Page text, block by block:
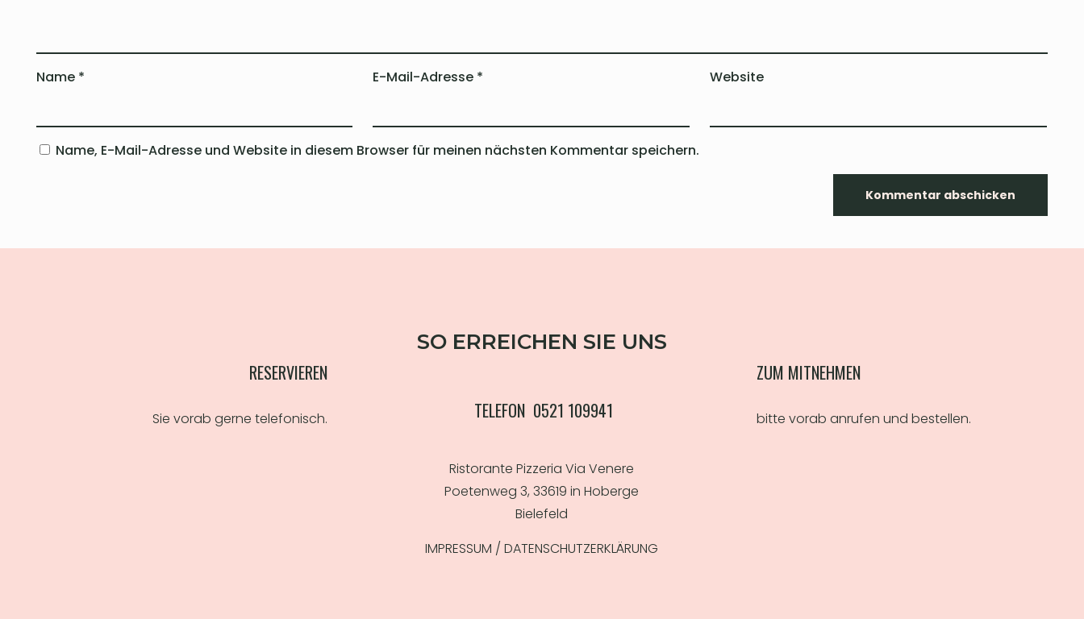
Name * E-Mail-Adresse * Website
Name, E-Mail-Adresse und Website in diesem Browser für meinen nächsten Kommentar speichern.
RESERVIEREN
Sie vorab gerne telefonisch.
SO ERREICHEN SIE UNS
TELEFON 0521 109941
Ristorante Pizzeria Via Venere
Poetenweg 3, 33619 in Hoberge
Bielefeld
IMPRESSUM / DATENSCHUTZERKLÄRUNG
ZUM MITNEHMEN
bitte vorab anrufen und bestellen.